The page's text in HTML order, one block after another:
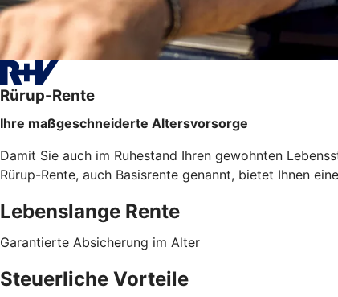
Rürup-Rente
Ihre maßgeschneiderte Altersvorsorge
Damit Sie auch im Ruhestand Ihren gewohnten
Rürup-Rente, auch Basisrente genannt, bietet Ihnen
Lebenslange Rente
Garantierte Absicherung im Alter
Steuerliche Vorteile